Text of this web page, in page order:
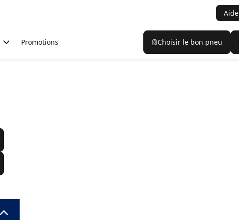
Aide
Promotions Choisir le bon pneu